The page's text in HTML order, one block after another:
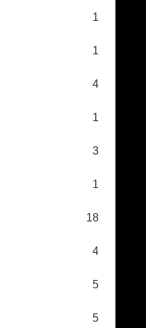
1
1
4
1
3
1
18
4
5
5